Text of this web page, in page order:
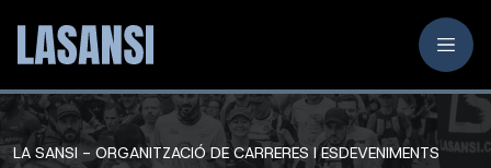
LA SANSI - ORGANITZACIÓ DE CARRERES I ESDEVENIMENTS